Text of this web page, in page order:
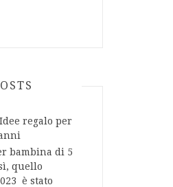
regalo per
bambina di 5
quello
è stato